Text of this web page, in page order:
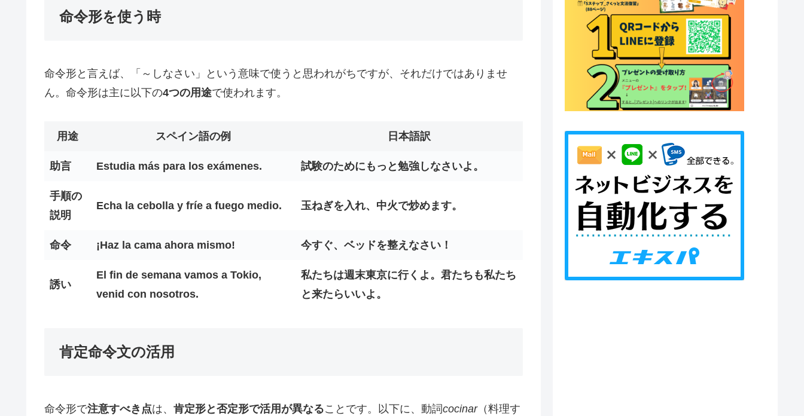
命令形を使う時
命令形と言えば、「～しなさい」という意味で使うと思われがちですが、それだけではありませ
ん。命令形は主に以下の4つの用途で使われます。
用途 スペイン語の例 日本語訳
助言 Estudia más para los exámenes. 試験のためにもっと勉強しなさいよ。
手順の
説明
Echa la cebolla y fríe a fuego medio. 玉ねぎを入れ、中火で炒めます。
命令 ¡Haz la cama ahora mismo! 今すぐ、ベッドを整えなさい！
誘い
El fin de semana vamos a Tokio,
venid con nosotros.
私たちは週末東京に行くよ。君たちも私たち
と来たらいいよ。
肯定命令文の活用
命令形で注意すべき点は、 肯定形と否定形で活用が異なることです。以下に、動詞cocinar（料理す